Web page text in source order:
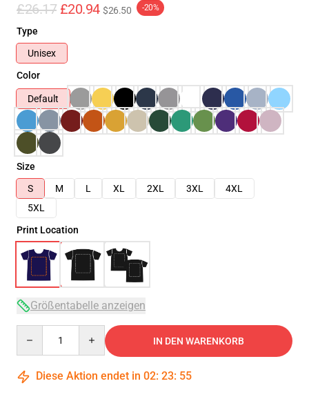
£26.17 £20.94 $26.50 -20%
Type
Unisex
Color
Default
Size
S
M L XL 2XL 3XL
4XL
5XL
Print Location
Größentabelle anzeigen
IN DEN WARENKORB
Diese Aktion endet in 02: 23: 54